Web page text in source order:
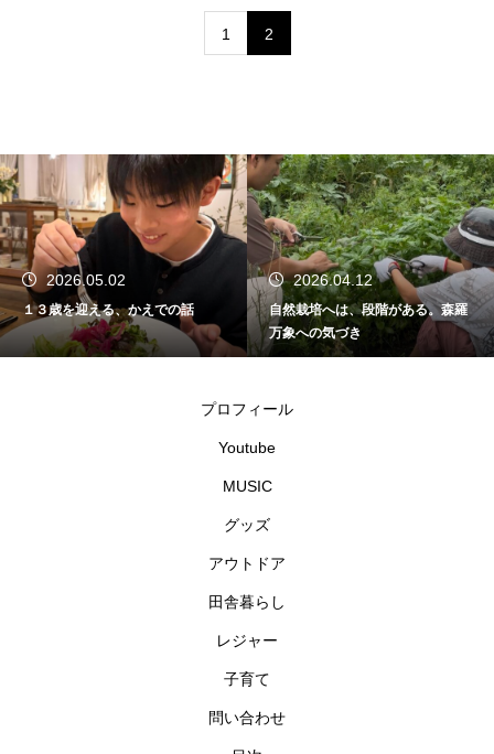
1 2
2026.04.12
自然栽培へは、段階がある。森羅
万象への気づき
2026.04.10
2026年かえであーたんステージシ
ョーを終えて
プロフィール
Youtube
MUSIC
グッズ
アウトドア
田舎暮らし
レジャー
子育て
問い合わせ